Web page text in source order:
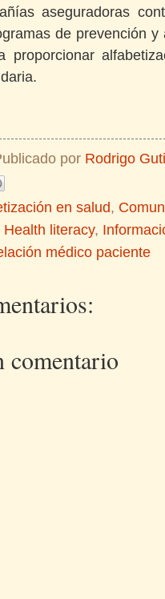
aseguradoras
de prevención
proporcionar
por Rodrigo
en salud,
Health literacy,
médico paciente
comentario